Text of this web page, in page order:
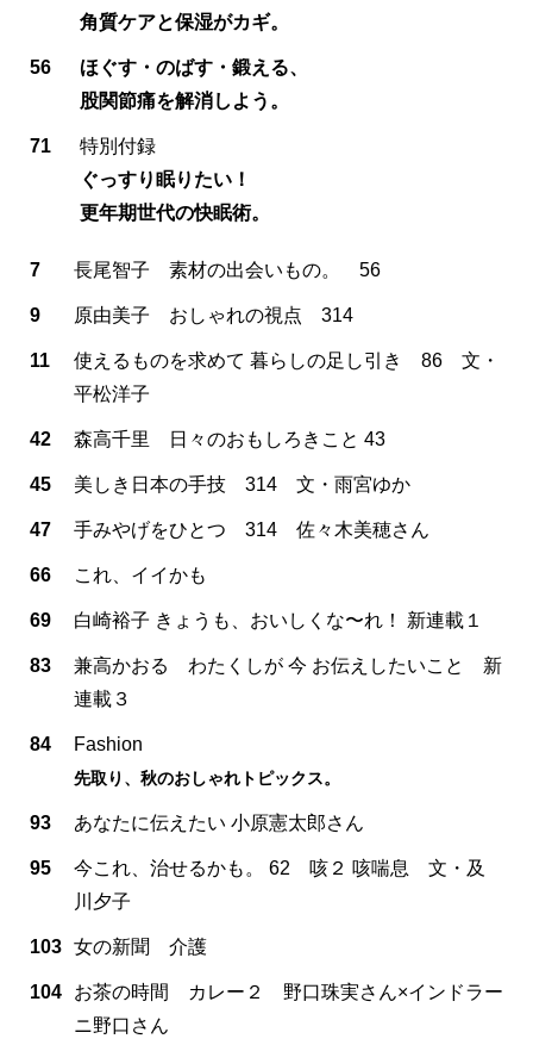
角質ケアと保湿がカギ。
56
ほぐす・のばす・鍛える、
股関節痛を解消しよう。
71
特別付録
ぐっすり眠りたい！
更年期世代の快眠術。
7 長尾智子 素材の出会いもの。 56
9 原由美子 おしゃれの視点 314
11
使えるものを求めて 暮らしの足し引き 86 文・
平松洋子
42 森高千里 日々のおもしろきこと 43
45 美しき日本の手技 314 文・雨宮ゆか
47 手みやげをひとつ 314 佐々木美穂さん
66 これ、イイかも
69 白崎裕子 きょうも、おいしくな〜れ！ 新連載１
83
兼高かおる わたくしが 今 お伝えしたいこと 新
連載３
84 Fashion
先取り、秋のおしゃれトピックス。
93 あなたに伝えたい 小原憲太郎さん
95
今これ、治せるかも。 62 咳２ 咳喘息 文・及
川夕子
103 女の新聞 介護
104
お茶の時間 カレー２ 野口珠実さん×インドラー
ニ野口さん